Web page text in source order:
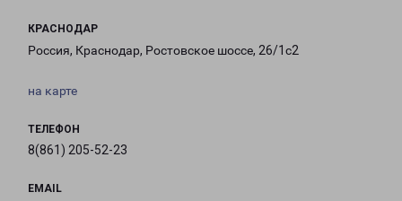
КРАСНОДАР
Россия, Краснодар, Ростовское шоссе, 26/1с2
на карте
ТЕЛЕФОН
8(861) 205-52-23
EMAIL